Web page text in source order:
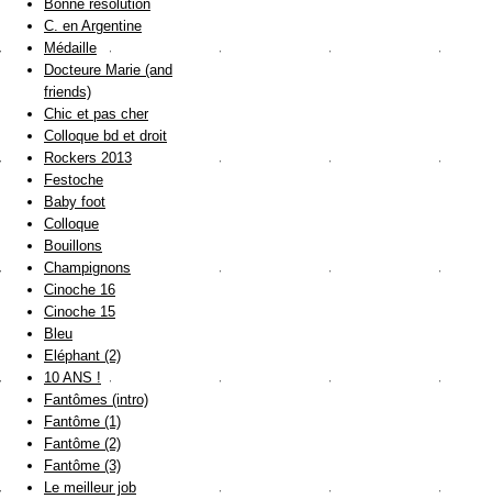
Bonne résolution
C. en Argentine
Médaille
Docteure Marie (and
friends)
Chic et pas cher
Colloque bd et droit
Rockers 2013
Festoche
Baby foot
Colloque
Bouillons
Champignons
Cinoche 16
Cinoche 15
Bleu
Eléphant (2)
10 ANS !
Fantômes (intro)
Fantôme (1)
Fantôme (2)
Fantôme (3)
Le meilleur job